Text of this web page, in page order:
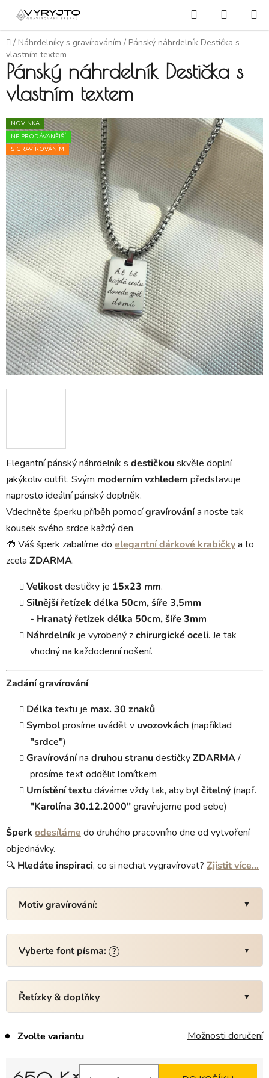
Přejít na obsah Hledat
Domů
/ Náhrdelníky s gravírováním / Pánský náhrdelník Destička s
vlastním textem
Elegantní pánský náhrdelník s destičkouskvěle doplní
jakýkoliv outfit. Svým moderním vzhledem představuje
naprosto ideální pánský doplněk.
Vdechněte šperku příběh pomocígravírovánía noste tak
kousek svého srdce každý den.
🎁 Váš šperk zabalíme do elegantní dárkové krabičkya to
zcela ZDARMA.
Velikostdestičky je 15x23 mm.
Silnějšířetízek délka 50cm, šíře 3,5mm
- Hranatý řetízek délka 50cm, šíře 3mm
Náhrdelník je vyrobený zchirurgické oceli. Je tak
vhodný na každodenní nošení.
Zadání gravírování
Délka textu je max. 30 znaků
Symbolprosíme uvádět v uvozovkách (například
"srdce")
Gravírovánína druhou stranudestičkyZDARMA/
prosíme text oddělit lomítkem
Umístění textudáváme vždy tak, aby bylčitelný (např.
"Karolína 30.12.2000"gravírujeme pod sebe)
Šperk odesíláme do druhého pracovního dne od vytvoření
objednávky.
🔍 Hledáte inspiraci, co si nechat vygravírovat? Zjistit více…
Motiv gravírování:
Vyberte font písma: ?
Řetízky & doplňky
Zvolte variantu Možnosti doručení
Pánský náhrdelník Destička s
vlastním textem
NOVINKA
NEJPRODÁVANĚJŠÍ
S GRAVÍROVÁNÍM